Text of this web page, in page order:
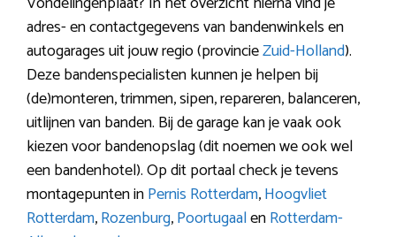
adres- en contactgegevens van bandenwinkels en
autogarages uit jouw regio (provincieZuid-Holland).
Deze bandenspecialisten kunnen je helpen bij
(de)monteren, trimmen, sipen, repareren, balanceren,
uitlijnen van banden. Bij de garage kan je vaak ook
kiezen voor bandenopslag (dit noemen we ook wel
een bandenhotel). Op dit portaal check je tevens
montagepunten inPernis Rotterdam,Hoogvliet
Rotterdam,Rozenburg,PoortugaalenRotterdam-